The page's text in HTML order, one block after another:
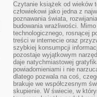
Czytanie książek od wieków
człowiekowi jako jedna z
poznawania świata,
budowania wrażliwości.
technologicznego, rosnącej
treści w internecie oraz
szybkiej konsumpcji
pozostaje wyjątkowym
daje natychmiastowej
powiadomieniami i nie
dlatego pozwala na coś,
brakuje we współczesnym
skupienie. W świecie, w